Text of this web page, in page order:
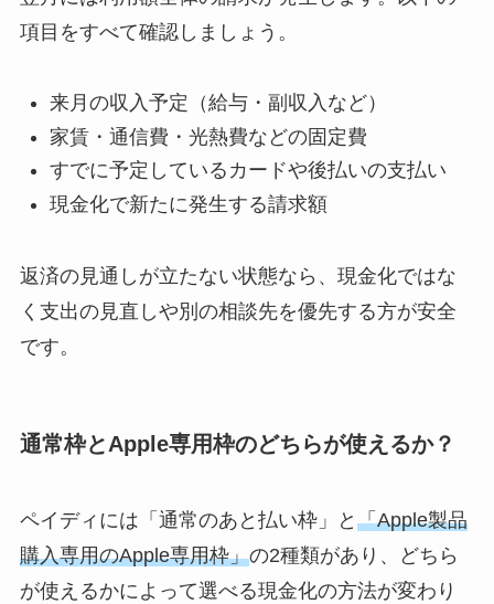
項目をすべて確認しましょう。
来月の収入予定（給与・副収入など）
家賃・通信費・光熱費などの固定費
すでに予定しているカードや後払いの支払い
現金化で新たに発生する請求額
返済の見通しが立たない状態なら、現金化ではな
く支出の見直しや別の相談先を優先する方が安全
です。
通常枠とApple専用枠のどちらが使えるか？
ペイディには「通常のあと払い枠」と 「Apple製品
購入専用のApple専用枠」の2種類があり、どちら
が使えるかによって選べる現金化の方法が変わり